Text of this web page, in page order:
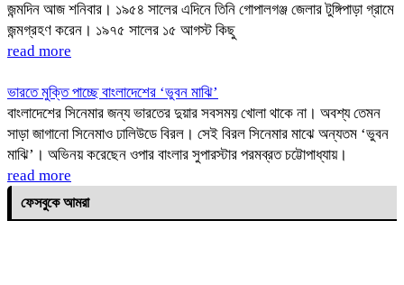
জন্মদিন আজ শনিবার। ১৯৫৪ সালের এদিনে তিনি গোপালগঞ্জ জেলার টুঙ্গিপাড়া গ্রামে
জন্মগ্রহণ করেন। ১৯৭৫ সালের ১৫ আগস্ট কিছু
read more
ভারতে মুক্তি পাচ্ছে বাংলাদেশের ‘ভুবন মাঝি’
বাংলাদেশের সিনেমার জন্য ভারতের দুয়ার সবসময় খোলা থাকে না। অবশ্য তেমন
সাড়া জাগানো সিনেমাও ঢালিউডে বিরল। সেই বিরল সিনেমার মাঝে অন্যতম ‘ভুবন
মাঝি’। অভিনয় করেছেন ওপার বাংলার সুপারস্টার পরমব্রত চট্টোপাধ্যায়।
read more
ফেসবুকে আমরা